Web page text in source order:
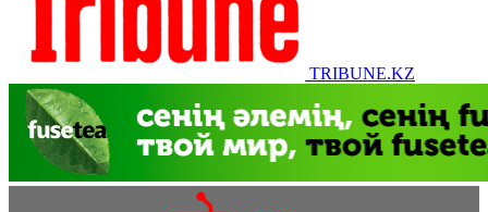
TRIBUNE.KZ